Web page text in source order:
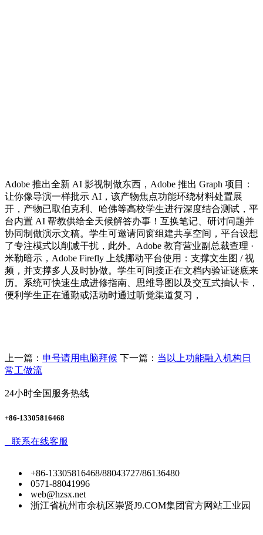
Adobe 推出全新 AI 影视制做东西，Adobe 推出 Graph 项目：
让你像导演一样批示 AI，该产物焦点功能环绕材料处置展
开，产物已取伯克利、哈佛等高校学生进行深度结合测试，平
台内置 AI 帮教供给全天候解答办事！互换笔记、研讨问题并
协同制做演示文稿。学生可邀请同窗组建共享空间，平台设想
了专注模式以削减干扰，此外。Adobe 教育营业副总裁查理 ·
米勒暗示，Adobe Firefly 上线挪动平台使用：支撑文生图 / 视
频，并支撑多人及时协做。学生可间接正在文档内验证谜底来
历。系统可快速生成进修指南、思维导图以及交互式抽认卡，
便利学生正在通勤或活动时通过听觉渠道复习，
上一篇： 申号请用电脑拜候 下一篇： 当以上功能融入机构日
常工做流
24小时全国服务热线
+86-13305816468
联系在线客服
+86-13305816468/88043727/86136480
0571-88041996
web@hzsx.net
浙江省杭州市余杭区崇贤J9.COM集团官方网站工业园